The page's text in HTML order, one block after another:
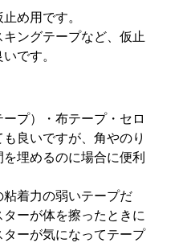
め用です。
ングテープなど、仮止
です。
プ）・布テープ・セロ
良いですが、角やのり
埋めるのに場合に便利
着力の弱いテープだ
ーが体を擦ったときに
ーが気になってテープ